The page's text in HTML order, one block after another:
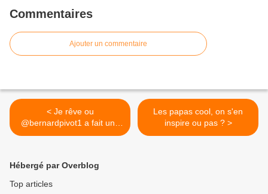
Commentaires
Ajouter un commentaire
< Je rêve ou
@bernardpivot1 a fait une
faute, là :...
Les papas cool, on s'en
inspire ou pas ? >
Hébergé par Overblog
Top articles